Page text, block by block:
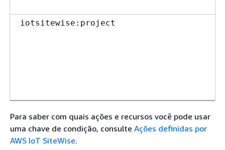
iotsitewise:project
Para saber com quais ações e recursos você pode usar
uma chave de condição, consulte Ações definidas por
AWS IoT SiteWise.